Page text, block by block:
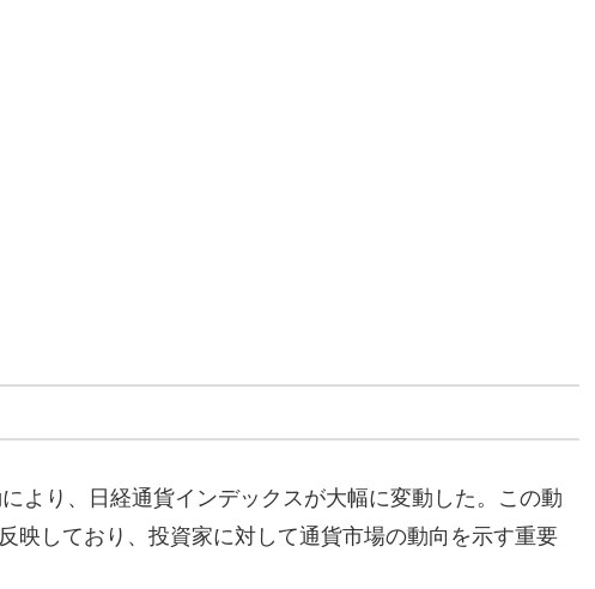
より、日経通貨インデックスが大幅に変動した。この動
映しており、投資家に対して通貨市場の動向を示す重要